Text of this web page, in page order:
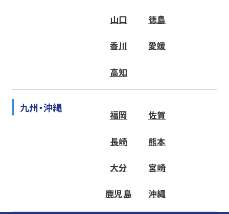
山口 徳島
香川 愛媛
高知
九州・沖縄
福岡 佐賀
長崎 熊本
大分 宮崎
鹿児島 沖縄